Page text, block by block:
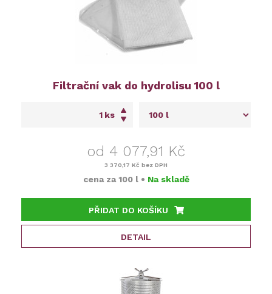
Filtrační vak do hydrolisu 100 l
ks
od 4 077,91 Kč
3 370,17 Kč bez DPH
cena za 100 l • Na skladě
PŘIDAT DO KOŠÍKU
DETAIL